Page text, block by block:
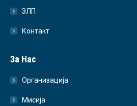
ЗЛП
Контакт
За Нас
Организација
Мисија